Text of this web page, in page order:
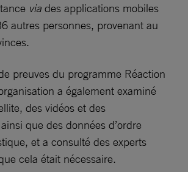
via des applications mobiles
autres personnes, provenant au
preuves du programme Réaction
a également examiné
des vidéos et des
que des données d’ordre
et a consulté des experts
cela était nécessaire.